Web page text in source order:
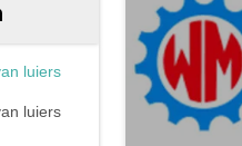
luiers
luiers